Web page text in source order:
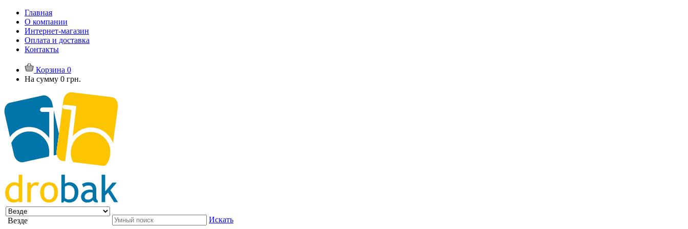
Главная
О компании
Интернет-магазин
Оплата и доставка
Контакты
Корзина 0
На сумму 0 грн.
Везде Искать